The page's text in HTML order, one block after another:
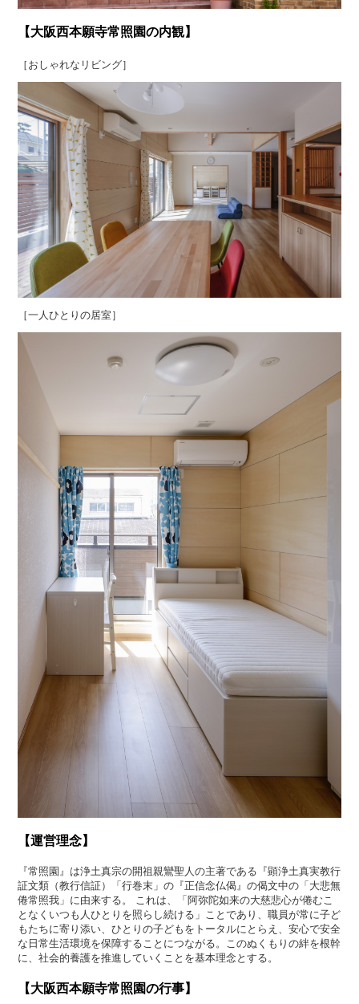
【大阪西本願寺常照園の内観】
［おしゃれなリビング］
［一人ひとりの居室］
【運営理念】
『常照園』は浄土真宗の開祖親鸞聖人の主著である『顕浄土真実教行
証文類（教行信証）「行巻末」の『正信念仏偈』の偈文中の「大悲無
倦常照我」に由来する。 これは、「阿弥陀如来の大慈悲心が倦むこ
となくいつも人ひとりを照らし続ける」ことであり、職員が常に子ど
もたちに寄り添い、ひとりの子どもをトータルにとらえ、安心で安全
な日常生活環境を保障することにつながる。このぬくもりの絆を根幹
に、社会的養護を推進していくことを基本理念とする。
【大阪西本願寺常照園の行事】